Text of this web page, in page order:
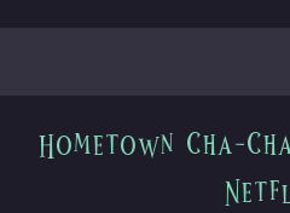
Hometown Cha-